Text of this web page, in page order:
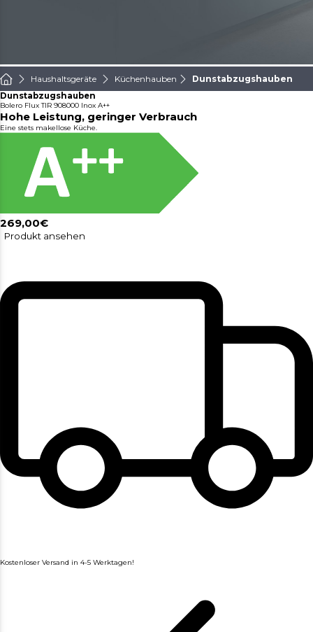
Haushaltsgeräte Küchenhauben Dunstabzugshauben
Dunstabzugshauben
Bolero Flux TIR 908000 Inox A++
Hohe Leistung, geringer Verbrauch
Eine stets makellose Küche.
269,00€
Produkt ansehen
Kostenloser Versand in 4-5 Werktagen!